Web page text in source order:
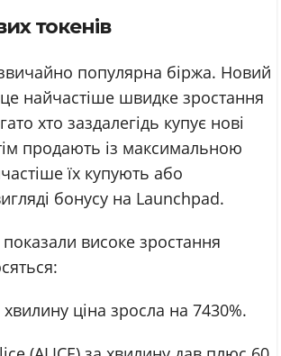
токенів
популярна біржа. Новий
найчастіше швидке зростання
хто заздалегідь купує нові
продають із максимальною
їх купують або
бонусу на Launchpad.
показали високе зростання
ціна зросла на 7430%.